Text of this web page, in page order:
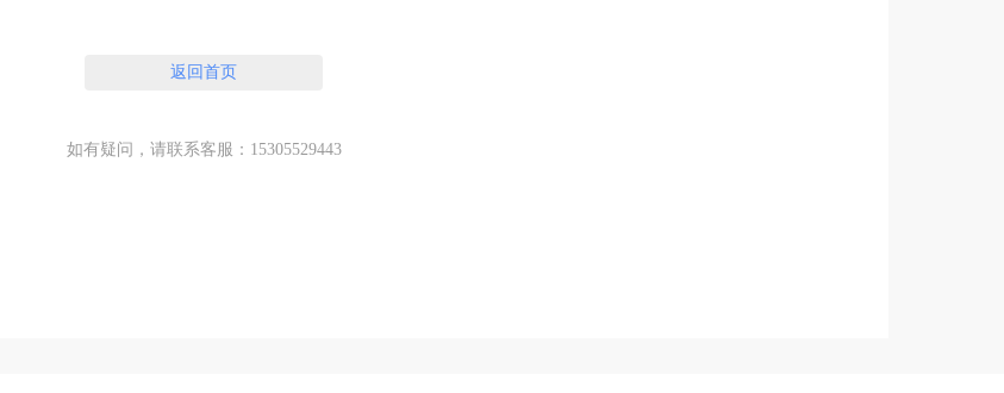
返回首页
如有疑问，请联系客服：15305529443